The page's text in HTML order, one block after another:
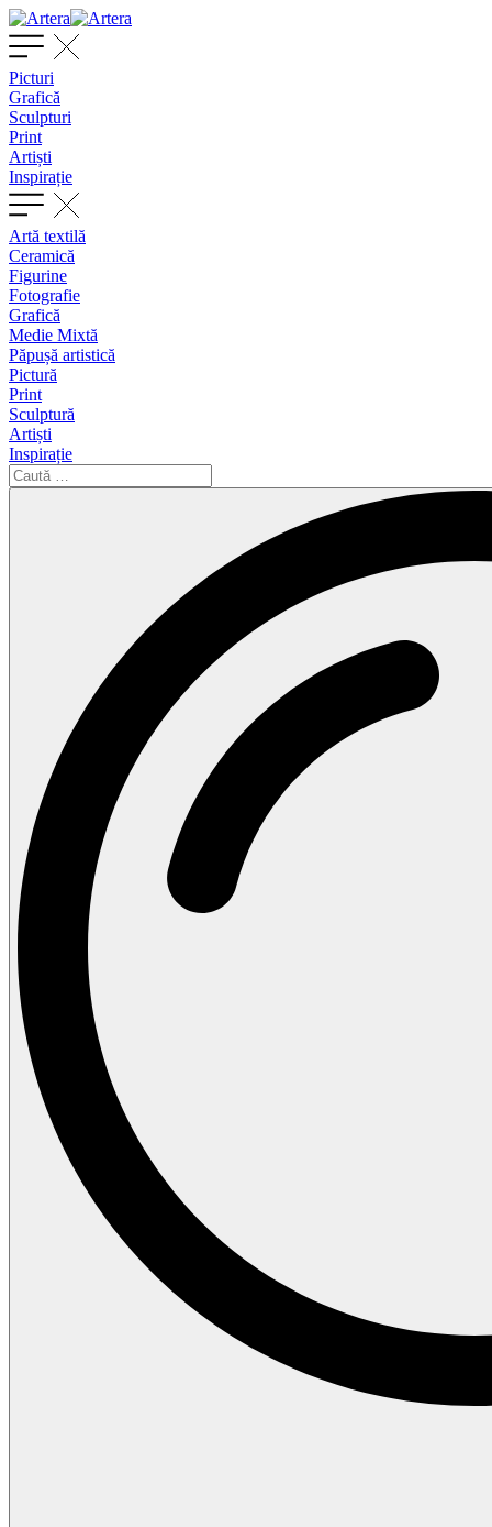
Picturi
Grafică
Sculpturi
Print
Artiști
Inspirație
Artă textilă
Ceramică
Figurine
Fotografie
Grafică
Medie Mixtă
Păpușă artistică
Pictură
Print
Sculptură
Artiști
Inspirație